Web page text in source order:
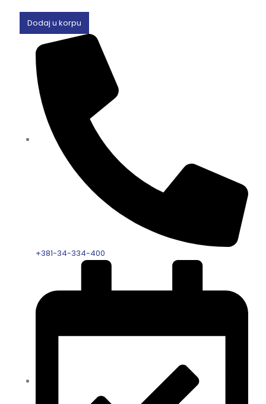
Dodaj u korpu
+381-34-334-400